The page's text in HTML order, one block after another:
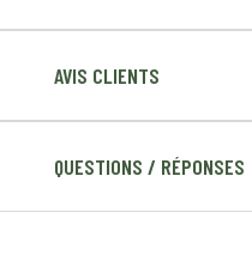
AVIS CLIENTS
QUESTIONS / RÉPONSES